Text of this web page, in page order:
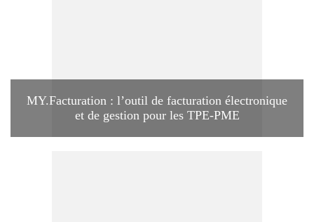
MY.Facturation : l’outil de facturation électronique
et de gestion pour les TPE-PME